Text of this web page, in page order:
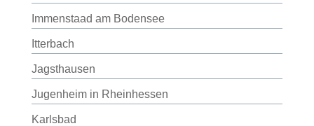
Immenstaad am Bodensee
Itterbach
Jagsthausen
Jugenheim in Rheinhessen
Karlsbad